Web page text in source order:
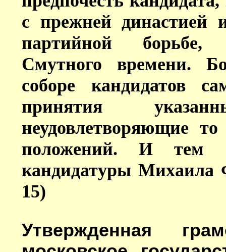
с прежней династией
партийной борьбе,
Смутного времени.
соборе кандидатов
принятия
неудовлетворяющие
положений. И тем
кандидатуры Михаила
15)
Утвержденная